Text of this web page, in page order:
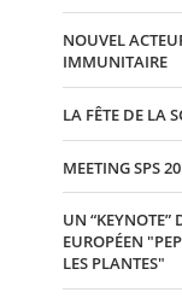
NOUVEL
IMMUNITAIRE
LA FÊTE DE LA
MEETING SPS
UN “KEYNOTE”
EUROPÉEN
LES PLANTES"